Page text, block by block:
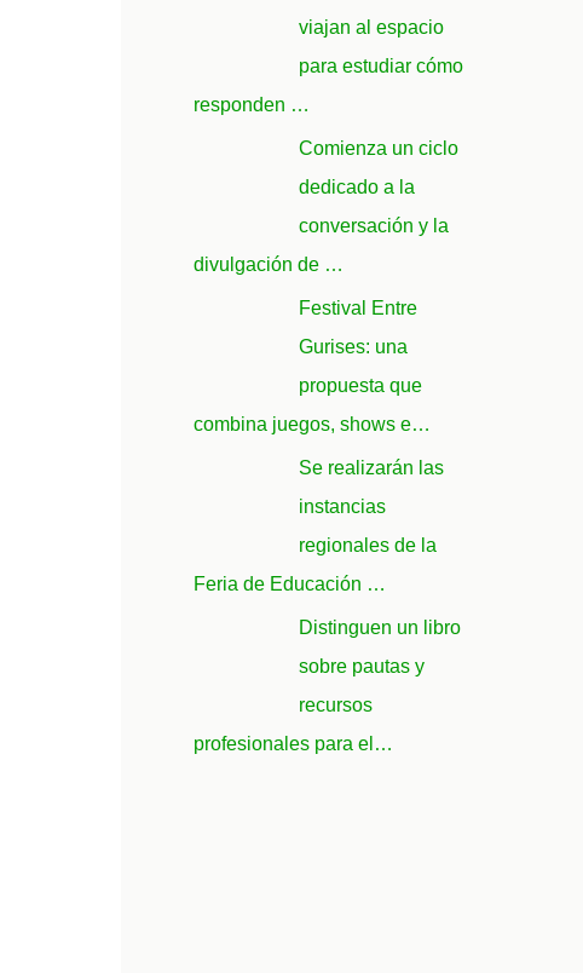
viajan al espacio
para estudiar cómo
responden …
Comienza un ciclo
dedicado a la
conversación y la
divulgación de …
Festival Entre
Gurises: una
propuesta que
combina juegos, shows e…
Se realizarán las
instancias
regionales de la
Feria de Educación …
Distinguen un libro
sobre pautas y
recursos
profesionales para el…